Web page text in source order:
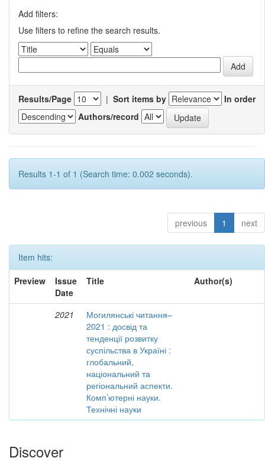
Add filters:
Use filters to refine the search results.
Results/Page | Sort items by
In order
Authors/record
Results 1-1 of 1 (Search time: 0.002 seconds).
previous 1 next
Item hits:
Preview
Issue
Date
Title Author(s)
2021
Могилянські читання–
2021 : досвід та
тенденції розвитку
суспільства в Україні :
глобальний,
національний та
регіональний аспекти.
Комп’ютерні науки.
Технічні науки
Discover